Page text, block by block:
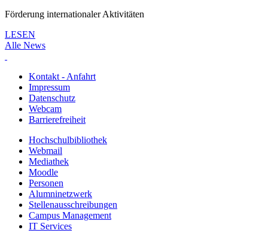
Förderung internationaler Aktivitäten
LESEN
Alle News
Kontakt - Anfahrt
Impressum
Datenschutz
Webcam
Barrierefreiheit
Hochschulbibliothek
Webmail
Mediathek
Moodle
Personen
Alumninetzwerk
Stellenausschreibungen
Campus Management
IT Services